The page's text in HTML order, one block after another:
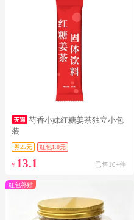
芍香小妹红糖姜茶独立小包
装
券25元 红包1.8元
¥ 13.1 已售10+件
红包补贴